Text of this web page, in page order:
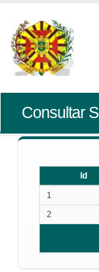
Consultar
Id
1
2